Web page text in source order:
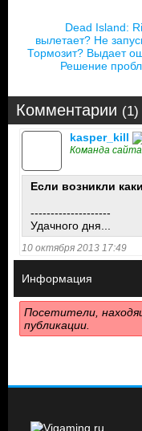
Dead Island:
вылетает? Не
Тормозит? Выдает
Решение
Комментарии (1)
kasper_kill
Команда сайта
Если возникли
--------------------
Удачного дня...
10 октября 2013 17:49
Информация
Посетители,
публикации.